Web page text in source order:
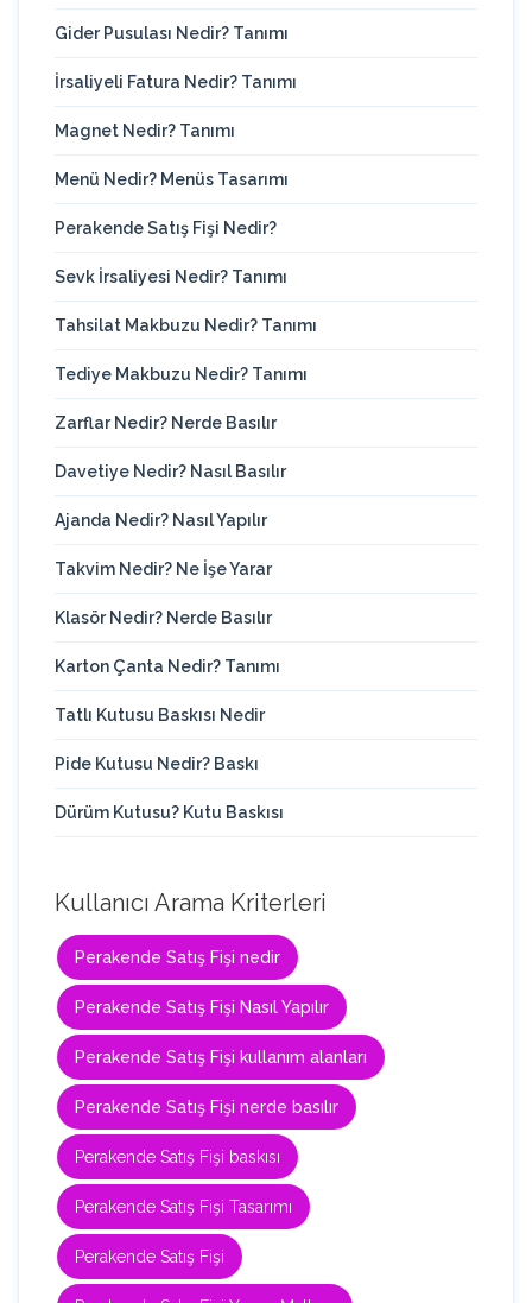
Gider Pusulası Nedir? Tanımı
İrsaliyeli Fatura Nedir? Tanımı
Magnet Nedir? Tanımı
Menü Nedir? Menüs Tasarımı
Perakende Satış Fişi Nedir?
Sevk İrsaliyesi Nedir? Tanımı
Tahsilat Makbuzu Nedir? Tanımı
Tediye Makbuzu Nedir? Tanımı
Zarflar Nedir? Nerde Basılır
Davetiye Nedir? Nasıl Basılır
Ajanda Nedir? Nasıl Yapılır
Takvim Nedir? Ne İşe Yarar
Klasör Nedir? Nerde Basılır
Karton Çanta Nedir? Tanımı
Tatlı Kutusu Baskısı Nedir
Pide Kutusu Nedir? Baskı
Dürüm Kutusu? Kutu Baskısı
Kullanıcı Arama Kriterleri
Perakende Satış Fişi nedir
Perakende Satış Fişi Nasıl Yapılır
Perakende Satış Fişi kullanım alanları
Perakende Satış Fişi nerde basılır
Perakende Satış Fişi baskısı
Perakende Satış Fişi Tasarımı
Perakende Satış Fişi